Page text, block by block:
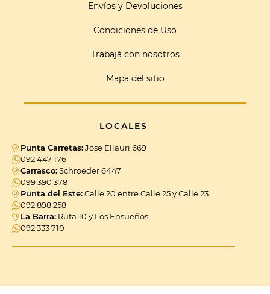
Envíos y Devoluciones
Condiciones de Uso
Trabajá con nosotros
Mapa del sitio
LOCALES
Punta Carretas:Jose Ellauri 669
092 447 176
Carrasco:Schroeder 6447
099 390 378
Punta del Este:Calle 20 entre Calle 25 y Calle 23
092 898 258
La Barra: Ruta 10 y Los Ensueños
092 333 710